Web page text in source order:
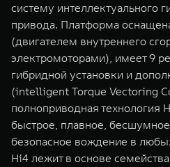
систему интеллектуального
привода. Платформа
(двигателем внутреннего
электромоторами), имеет 9
гибридной установки и
(intelligent Torque Vectoring
полноприводная технология
быстрое, плавное,
безопасное вождение в
Hi4 лежит в основе